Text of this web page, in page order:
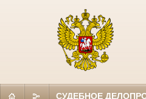
СУДЕБНОЕ